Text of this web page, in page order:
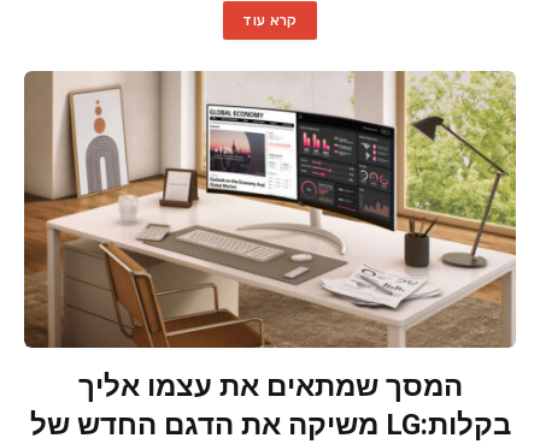
קרא עוד
המסך שמתאים את עצמו אליך
בקלות:LG משיקה את הדגם החדש של